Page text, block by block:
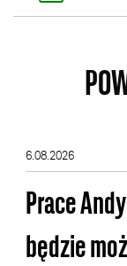
6.08.2026
Prace
będzie